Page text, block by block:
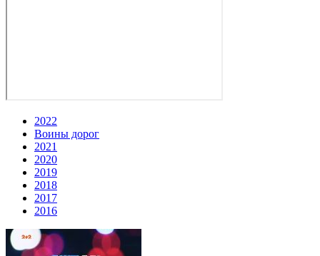
2022
Воины дорог
2021
2020
2019
2018
2017
2016